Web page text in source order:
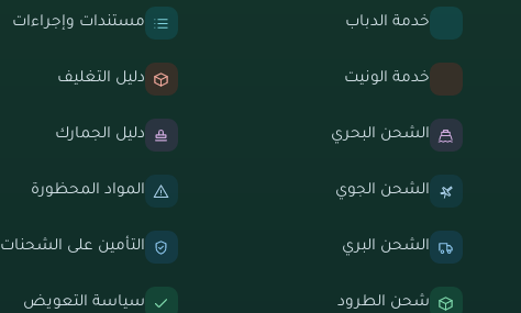
خدمة الدباب
خدمة الونيت
الشحن البحري
الشحن الجوي
الشحن البري
شحن الطرود
مستندات وإجراءات
دليل التغليف
دليل الجمارك
المواد المحظورة
التأمين على الشحنات
سياسة التعويض